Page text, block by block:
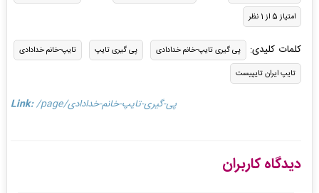
امتیاز 5 از 1 نظر
کلمات کلیدی: پی گیری تایپ-خانم خدادادی پی گیری تایپ
تایپ-خانم خدادادی
تایپ ایران تایپیست
Link: /page/پی-گیری-تایپ-خانم-خدادادی
دیدگاه کاربران